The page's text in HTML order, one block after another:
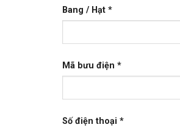
Bang / Hạt *
Mã bưu điện *
Số điện thoại *